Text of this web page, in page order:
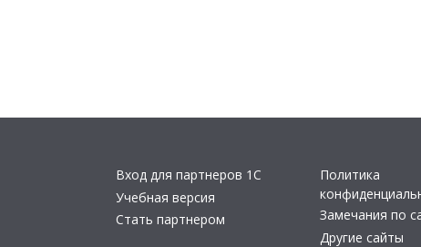
Вход для партнеров 1С
Учебная версия
Стать партнером
Политика
Замечания по
Другие сайты